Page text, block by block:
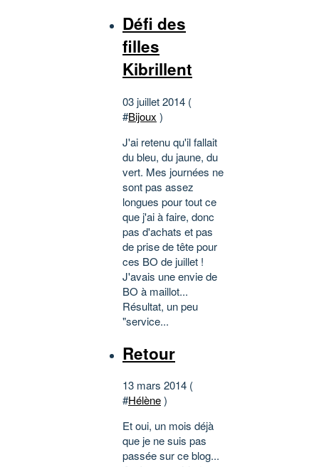
Défi des
filles
Kibrillent
03 juillet 2014 (
#Bijoux )
J'ai retenu qu'il fallait
du bleu, du jaune, du
vert. Mes journées ne
sont pas assez
longues pour tout ce
que j'ai à faire, donc
pas d'achats et pas
de prise de tête pour
ces BO de juillet !
J'avais une envie de
BO à maillot...
Résultat, un peu
"service...
Retour
13 mars 2014 (
#Hélène)
Et oui, un mois déjà
que je ne suis pas
passée sur ce blog...